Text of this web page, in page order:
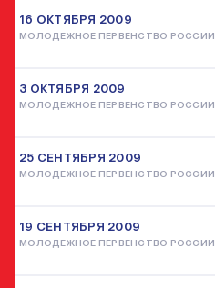
16 ОКТЯБРЯ 2009
МОЛОДЕЖНОЕ ПЕРВЕНСТВО РОССИИ
3 ОКТЯБРЯ 2009
МОЛОДЕЖНОЕ ПЕРВЕНСТВО РОССИИ
25 СЕНТЯБРЯ 2009
МОЛОДЕЖНОЕ ПЕРВЕНСТВО РОССИИ
19 СЕНТЯБРЯ 2009
МОЛОДЕЖНОЕ ПЕРВЕНСТВО РОССИИ